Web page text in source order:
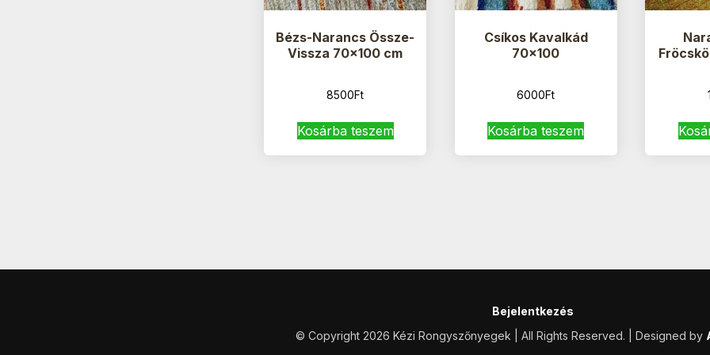
Bézs-Narancs Össze-
Vissza 70×100 cm
8500Ft
Kosárba teszem
Csíkos Kavalkád
70×100
6000Ft
Kosárba teszem
Bejelentkezés
© Copyright 2026 Kézi Rongyszőnyegek | All Rights Reserved. | Designed by